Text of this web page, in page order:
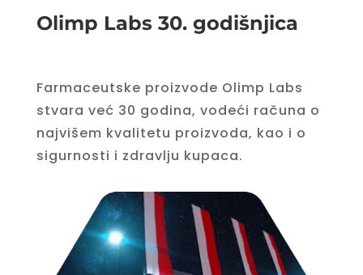
Olimp Labs 30. godišnjica
Farmaceutske proizvode Olimp Labs
stvara već 30 godina, vodeći računa o
najvišem kvalitetu proizvoda, kao i o
sigurnosti i zdravlju kupaca.